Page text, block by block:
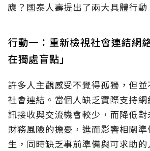
應？國泰人壽提出了兩大具體行動
行動一：重新檢視社會連結網
在獨處盲點」
許多人主觀感受不覺得孤獨，但
社會連結。當個人缺乏實際支持
訊接收與交流機會較少，而降低
財務風險的擔憂，進而影響相關
生，同時缺乏事前準備與可求助